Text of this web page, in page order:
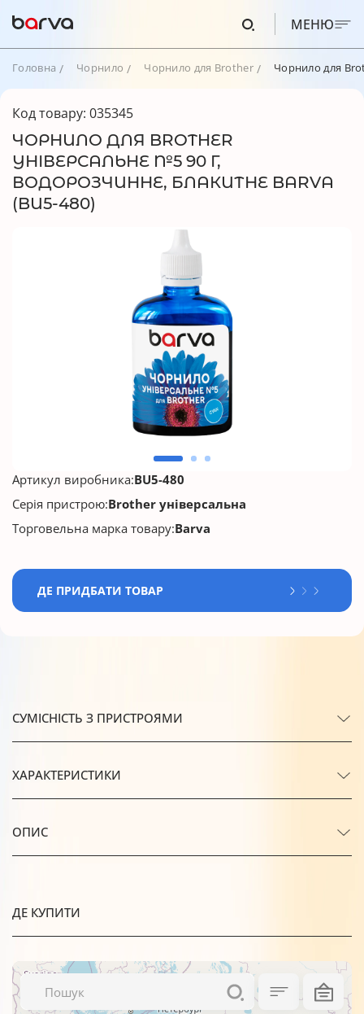
МЕНЮ
Головна Чорнило Чорнило для Brother Чорнило для
Код товару: 035345
ЧОРНИЛО ДЛЯ BROTHER
УНІВЕРСАЛЬНЕ №5 90 Г,
ВОДОРОЗЧИННЕ, БЛАКИТНЕ BARVA
(BU5-480)
Артикул виробника:BU5-480
Серія пристрою:Brother універсальна
Торговельна марка товару:Barva
ДЕ ПРИДБАТИ ТОВАР
СУМІСНІСТЬ З ПРИСТРОЯМИ
ХАРАКТЕРИСТИКИ
ОПИС
ДЕ КУПИТИ